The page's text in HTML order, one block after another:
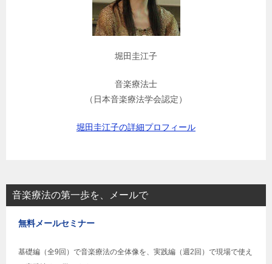
堀田圭江子
音楽療法士
（日本音楽療法学会認定）
堀田圭江子の詳細プロフィール
音楽療法の第一歩を、メールで
無料メールセミナー
基礎編（全9回）で音楽療法の全体像を、実践編（週2回）で現場で使え